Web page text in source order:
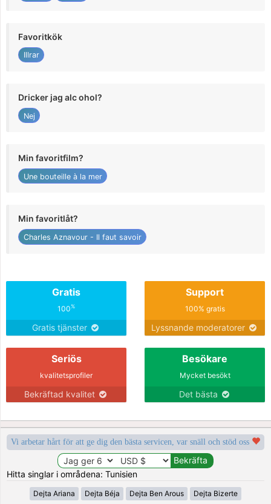
Favoritkök
Illrar
Dricker jag alc ohol?
Nej
Min favoritfilm?
Une bouteille à la mer
Min favoritlåt?
Charles Aznavour - Il faut savoir
Gratis
100%
Gratis tjänster
Support
100% gratis
Lyssnande moderatorer
Seriös
kvalitetsprofiler
Bekräftad kvalitet
Besökare
Mycket besökt
Det bästa
Vi arbetar hårt för att ge dig den bästa servicen, var snäll och stöd oss
Hitta singlar i områdena: Tunisien
Dejta Ariana Dejta Béja Dejta Ben Arous Dejta Bizerte